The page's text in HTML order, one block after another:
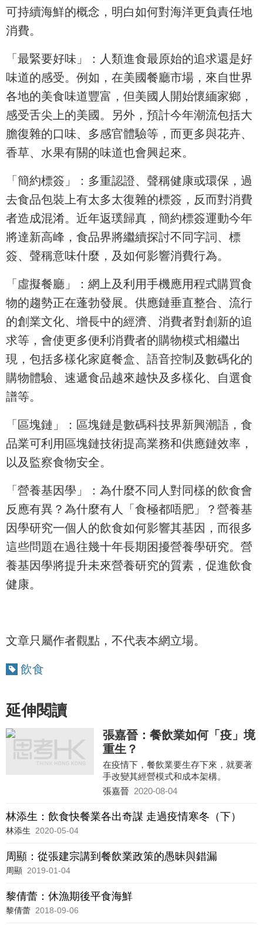
可持續海鮮的概念，明白如何對海洋更負責任地
消費。
「最緊要好味」：人類進食最原始的追求還是好
味道的感受。例如，在美國餐廳市場，來自世界
各地的美食味道豐富，但美國人開始懷緬家鄉，
感受舌尖上的美國。另外，預計今年潮流包括大
膽復雜的口味、多感官體驗等，而更多與花卉、
香草、水果有關的味道也會興起來。
「簡約標簽」：多重認證、聲稱健康或環保，過
去食品包裝上有太多太復雜的標簽，反而對消費
者造成混淆。近年返璞歸真，簡約標簽運動今年
將達新高峰，食品界將繼續探討不同字詞、標
簽、聲稱意味什麼，及如何影響消費行為。
「虛擬餐廳」：網上及利用手機應用程式購買食
物的趨勢正在蓬勃發展。供應鏈垂直整合、流行
的創業文化、增長中的經濟、消費者對創新的追
求等，會使更多便利消費者的購物模式相繼出
現，包括多樣化家庭餐盒、語音控制及數碼化的
購物體驗、速遞食品越來越快及多樣化、自選食
譜等。
「區塊鏈」：區塊鏈是數碼科技界新興潮語，食
品業可利用區塊鏈技術提高業務和供應鏈效率，
以及監察食物安全。
「營養基因學」：為什麼不同人對同樣的飲食會
反應有異？為什麼有人「食極都唔肥」？營養基
因學研究一個人的飲食如何影響其基因，而很多
這些問題在過往幾十年長期困擾營養學研究。營
養基因學將提升未來營養研究的質素，促進飲食
健康。
文章只屬作者觀點，不代表本網立場。
飲食
延伸閱讀
張嘉晉：餐飲業如何「疫」境
重生？
在疫情下，餐飲業要生存下來，就要著
手改變其經營模式和成本架構。
張嘉晉 2020-08-04
林添生：飲食快餐業各出奇謀 走過疫情寒冬（下）
林添生 2020-05-04
周顯：從張建宗講到餐飲業政策的愚昧與錯漏
周顯 2019-01-04
黎倩蕾：休漁期後平食海鮮
黎倩蕾 2018-09-06